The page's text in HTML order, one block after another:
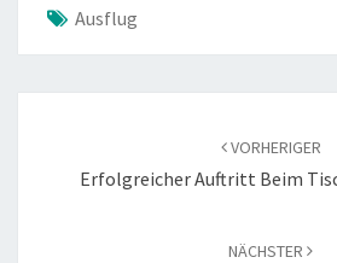
Ausflug
VORHERIGER
Erfolgreicher Auftritt Beim
NÄCHSTER